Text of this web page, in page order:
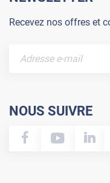
Recevez nos offres et
NOUS SUIVRE